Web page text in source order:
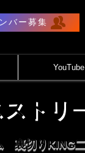
バー募集
ストリ
裏切りKING